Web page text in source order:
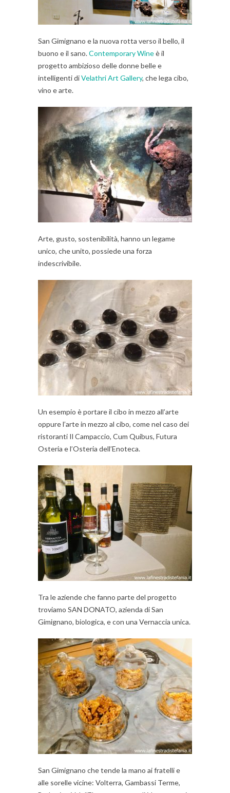
San Gimignano e la nuova rotta verso il bello, il
buono e il sano.Contemporary Wineè il
progetto ambizioso delle donne belle e
intelligenti diVelathri Art Gallery, che lega cibo,
vino e arte.
Arte, gusto, sostenibilità, hanno un legame
unico, che unito, possiede una forza
indescrivibile.
Un esempio è portare il cibo in mezzo all’arte
oppure l’arte in mezzo al cibo, come nel caso dei
ristoranti Il Campaccio, Cum Quibus, Futura
Osteria e l’Osteria dell’Enoteca.
Tra le aziende che fanno parte del progetto
troviamo SAN DONATO, azienda di San
Gimignano, biologica, e con una Vernaccia unica.
San Gimignano che tende la mano ai fratelli e
alle sorelle vicine: Volterra, Gambassi Terme,